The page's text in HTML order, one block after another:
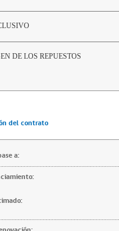
DE LOS REPUESTOS
del contrato
a: